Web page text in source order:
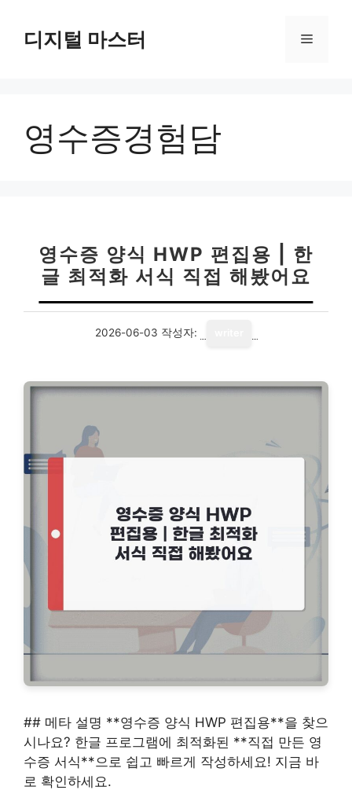
디지털 마스터 메
영수증경험담
영수증 양식 HWP 편집용 | 한
글 최적화 서식 직접 해봤어요
2026-06-03 작성자:
## 메타 설명 **영수증 양식 HWP 편집용**을 찾으
시나요? 한글 프로그램에 최적화된 **직접 만든 영
수증 서식**으로 쉽고 빠르게 작성하세요! 지금 바
로 확인하세요.